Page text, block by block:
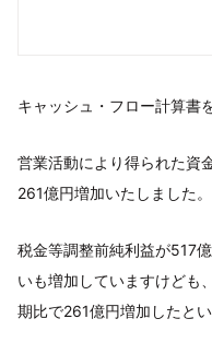
キャッシュ・フロー計算書
営業活動により得られた資
261億円増加いたしました。
税金等調整前純利益が517
いも増加していますけども
期比で261億円増加したとい